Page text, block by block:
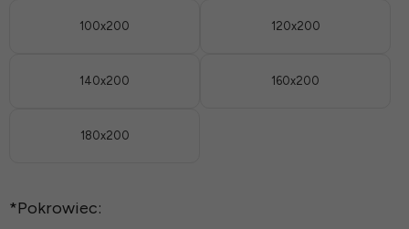
100x200 120x200
140x200 160x200
180x200
*Pokrowiec: